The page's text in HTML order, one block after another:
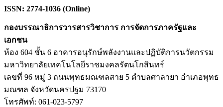
ISSN: 2774-1036 (Online)
กองบรรณาธิการวารสารวิชาการ การจัดการภาครัฐและ
เอกชน
ห้อง 604 ชั้น 6 อาคารอนุรักษ์พลังงานและปฏิบัติการนวัตกรรม
มหาวิทยาลัยเทคโนโลยีราชมงคลรัตนโกสินทร์
เลขที่ 96 หมู่ 3 ถนนพุทธมณฑลสาย 5 ตำบลศาลายา อำเภอพุทธ
มณฑล จังหวัดนครปฐม 73170
โทรศัพท์: 061-023-5797